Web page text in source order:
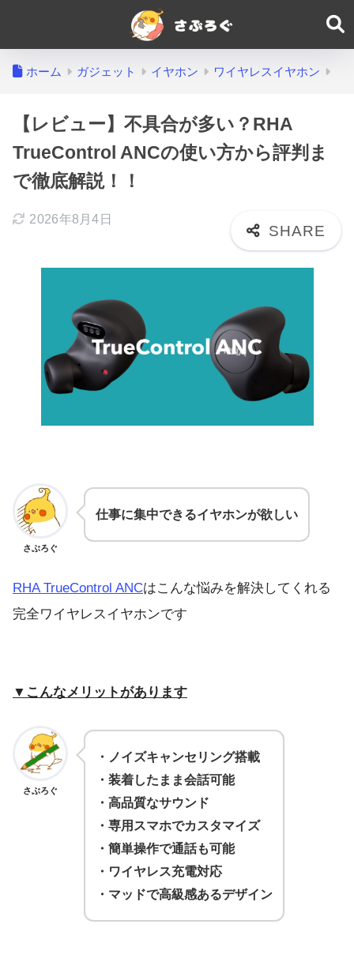
ホーム ガジェット イヤホン ワイヤレスイヤホン
【レビュー】不具合が多い？RHA
TrueControl ANCの使い方から評判ま
で徹底解説！！
2026年8月4日
さぶろぐ
仕事に集中できるイヤホンが欲しい
RHA TrueControl ANCはこんな悩みを解決してくれる
完全ワイヤレスイヤホンです
▼こんなメリットがあります
さぶろぐ
・ノイズキャンセリング搭載
・装着したまま会話可能
・高品質なサウンド
・専用スマホでカスタマイズ
・簡単操作で通話も可能
・ワイヤレス充電対応
・マッドで高級感あるデザイン